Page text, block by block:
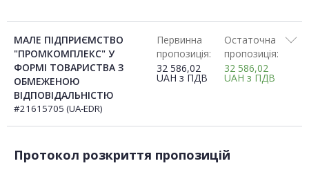
МАЛЕ ПІДПРИЄМСТВО
"ПРОМКОМПЛЕКС" У
ФОРМІ ТОВАРИСТВА З
ОБМЕЖЕНОЮ
ВІДПОВІДАЛЬНІСТЮ
#21615705 (UA-EDR)
Первинна
пропозиція:
32 586,02
UAH з ПДВ
Остаточна
пропозиція:
32 586,02
UAH з ПДВ
Протокол розкриття пропозицій